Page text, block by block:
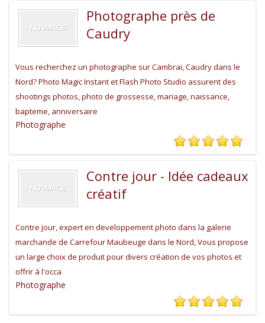
Photographe près de
Caudry
Vous recherchez un photographe sur Cambrai, Caudry dans le
Nord? Photo Magic Instant et Flash Photo Studio assurent des
shootings photos, photo de grossesse, mariage, naissance,
bapteme, anniversaire
Photographe
Contre jour - Idée cadeaux
créatif
Contre jour, expert en developpement photo dans la galerie
marchande de Carrefour Maubeuge dans le Nord, Vous propose
un large choix de produit pour divers création de vos photos et
offrir à l'occa
Photographe